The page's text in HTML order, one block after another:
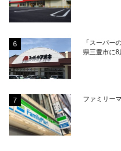
「スーパー
県三豊市に8
ファミリー